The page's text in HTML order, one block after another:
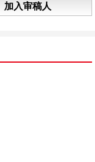
加入审稿人